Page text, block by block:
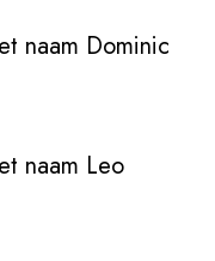
naam Dominic
naam Leo